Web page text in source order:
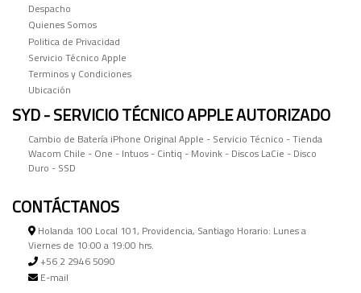
Despacho
Quienes Somos
Politica de Privacidad
Servicio Técnico Apple
Terminos y Condiciones
Ubicación
SYD - SERVICIO TÉCNICO APPLE AUTORIZADO
Cambio de Batería iPhone Original Apple - Servicio Técnico - Tienda
Wacom Chile - One - Intuos - Cintiq - Movink - Discos LaCie - Disco
Duro - SSD
CONTÁCTANOS
Holanda 100 Local 101, Providencia, Santiago Horario: Lunes a
Viernes de 10:00 a 19:00 hrs.
+56 2 2946 5090
E-mail